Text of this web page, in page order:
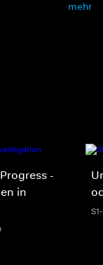
mehr
-
in